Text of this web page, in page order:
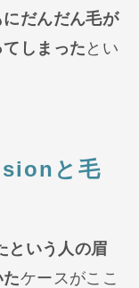
だんだん毛が
しまったとい
と毛
いう人の眉
ケースがここ